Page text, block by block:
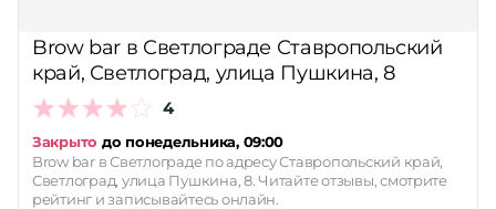
Brow bar в Светлограде Ставропольский
край, Светлоград, улица Пушкина, 8
4
Закрыто до понедельника, 09:00
Brow bar в Светлограде по адресу Ставропольский край,
Светлоград, улица Пушкина, 8. Читайте отзывы, смотрите
рейтинг и записывайтесь онлайн.